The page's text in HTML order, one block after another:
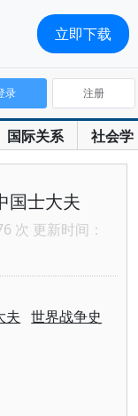
国际关系 社会学
录 注册
国士大夫
次 更新时间：
夫 世界战争史
立即下载